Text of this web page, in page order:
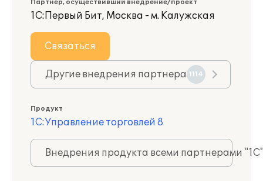
Партнер, осуществивший внедрение/проект
1С:Первый Бит, Москва - м. Калужская
Связаться
Другие внедрения партнера 1114
Продукт
1С:Управление торговлей 8
Внедрения продукта всеми партнерами